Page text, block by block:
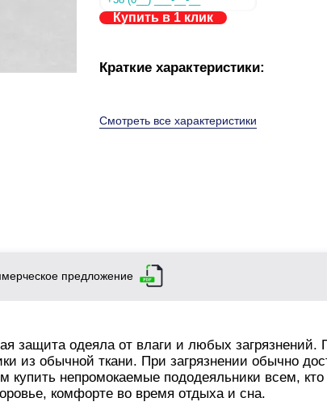
Купить в 1 клик
Краткие характеристики:
Смотреть все характеристики
предложение
защита одеяла от влаги и любых загрязнений.
из обычной ткани. При загрязнении обычно
купить непромокаемые пододеяльники всем, кто
комфорте во время отдыха и сна.